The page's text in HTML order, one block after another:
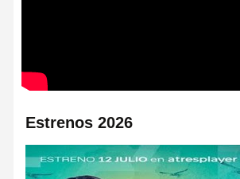
Estrenos 2026